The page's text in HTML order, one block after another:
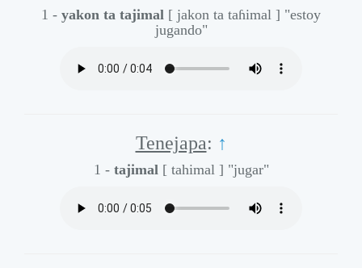
1 - yakon ta tajimal [ jakon ta taɦimal ] "estoy
jugando"
Tenejapa: ↑
1 - tajimal [ tahimal ] "jugar"